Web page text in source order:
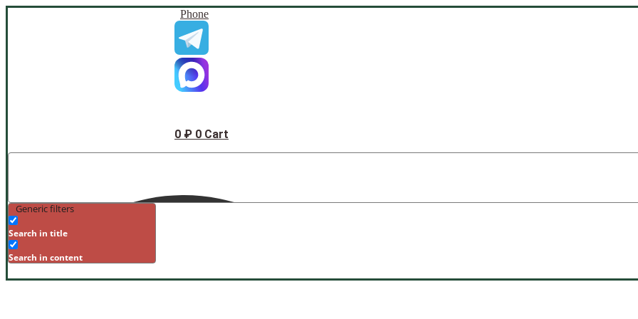
Phone
0 ₽ 0 Cart
Generic filters
Search in title
Search in content